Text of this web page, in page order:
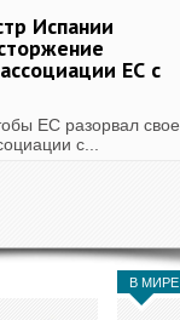
Испании
ЕС с
ЕС разорвал свое
с...
В МИРЕ